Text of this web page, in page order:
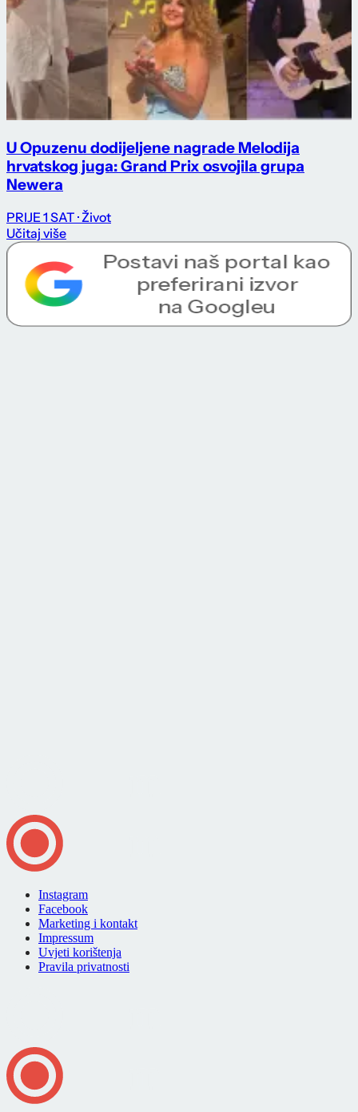
U Opuzenu dodijeljene nagrade Melodija
hrvatskog juga: Grand Prix osvojila grupa
Newera
PRIJE 1 SAT · Život
Učitaj više
Instagram
Facebook
Marketing i kontakt
Impressum
Uvjeti korištenja
Pravila privatnosti